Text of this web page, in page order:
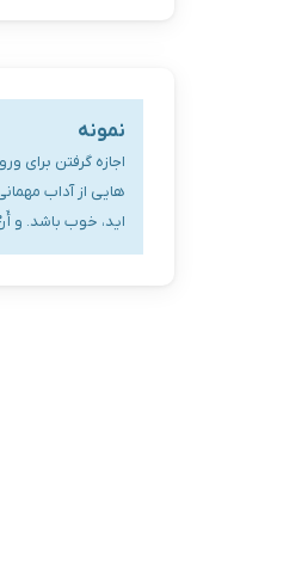
نمونه
اجازه گرفتن برای
هایی از آداب
اید، خوب باشد. و